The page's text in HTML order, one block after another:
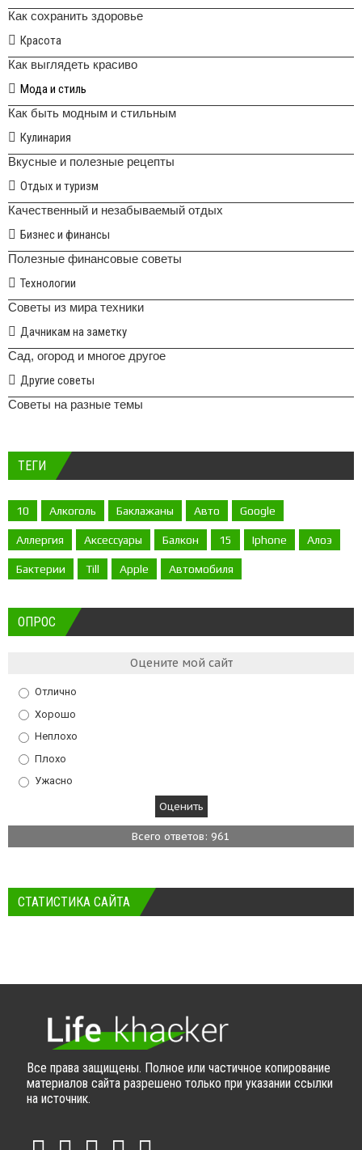
Как сохранить здоровье
Красота
Как выглядеть красиво
Мода и стиль
Как быть модным и стильным
Кулинария
Вкусные и полезные рецепты
Отдых и туризм
Качественный и незабываемый отдых
Бизнес и финансы
Полезные финансовые советы
Технологии
Советы из мира техники
Дачникам на заметку
Сад, огород и многое другое
Другие советы
Советы на разные темы
ТЕГИ
10 Алкоголь Баклажаны Авто Google
Аллергия Аксессуары Балкон 15 Iphone Алоэ
Бактерии Till Apple Автомобиля
ОПРОС
Оцените мой сайт
Отлично
Хорошо
Неплохо
Плохо
Ужасно
Всего ответов: 961
СТАТИСТИКА САЙТА
Все права защищены. Полное или частичное копирование
материалов сайта разрешено только при указании ссылки
на источник.